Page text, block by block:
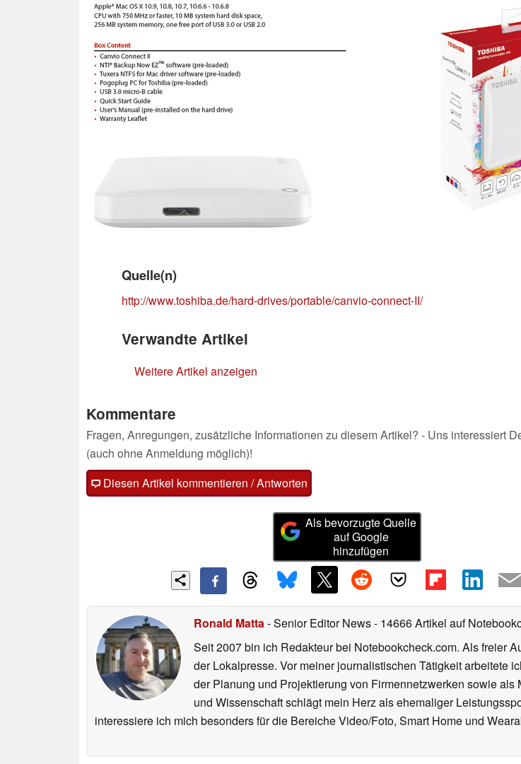
Quelle(n)
http://www.toshiba.de/hard-drives/portable/canvio-connect-II/
Verwandte Artikel
Weitere Artikel anzeigen
Kommentare
Fragen, Anregungen, zusätzliche Informationen zu diesem Artikel? - Uns interessiert
(auch ohne Anmeldung möglich)!
Diesen Artikel kommentieren / Antworten
Als bevorzugte Quelle
auf Google
hinzufügen
Ronald Matta- Senior Editor News- 14666 Artikel auf
Seit 2007 bin ich Redakteur bei Notebookcheck.com. Als freier
der Lokalpresse. Vor meiner journalistischen Tätigkeit arbeitete
der Planung und Projektierung von Firmennetzwerken sowie
und Wissenschaft schlägt mein Herz als ehemaliger
interessiere ich mich besonders für die Bereiche Video/Foto, Smart Home und